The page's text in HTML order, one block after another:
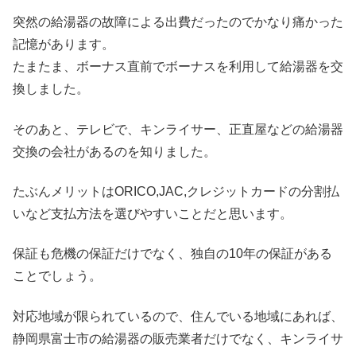
突然の給湯器の故障による出費だったのでかなり痛かった
記憶があります。
たまたま、ボーナス直前でボーナスを利用して給湯器を交
換しました。
そのあと、テレビで、キンライサー、正直屋などの給湯器
交換の会社があるのを知りました。
たぶんメリットはORICO,JAC,クレジットカードの分割払
いなど支払方法を選びやすいことだと思います。
保証も危機の保証だけでなく、独自の10年の保証がある
ことでしょう。
対応地域が限られているので、住んでいる地域にあれば、
静岡県富士市の給湯器の販売業者だけでなく、キンライサ